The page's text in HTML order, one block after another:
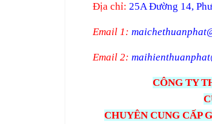
Địa chỉ: 25A Đường 14,
Email 1:
Email 2:
CÔNG TY
CHUYÊN CUNG CẤP